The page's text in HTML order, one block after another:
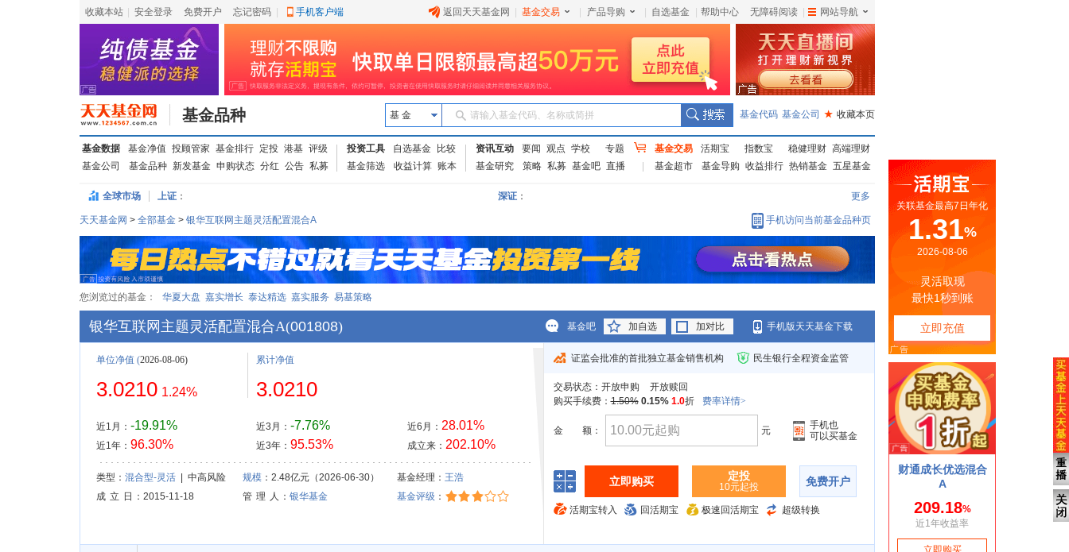
收藏本站 安全登录 免费开户 忘记密码 手机客户端 返回天天基金网 基金交易 产品导购 自选基金 帮助中心 无障碍阅读 网站导航
基金品种 基 金 请输入基金代码、名称或简拼 基金代码 基金公司 ★ 收藏本页
基金数据 基金净值 投顾管家 基金排行 定投 港基 评级
基金公司
基金品种 新发基金 申购状态 分红 公告 私募
投资工具 自选基金
比较
基金筛选
收益计算 账本
资讯互动 要闻 观点 学校
专题
基金研究
策略 私募 基金吧 直播
基金交易 活期宝 指数宝 稳健理财 高端理财
基金超市
基金导购 收益排行 热销基金 五星基金
全球市场 上证： 深证： 更多
天天基金网 > 全部基金 > 银华互联网主题灵活配置混合A 手机访问当前基金品种页
您浏览过的基金： 华夏大盘 嘉实增长 泰达精选 嘉实服务 易基策略
银华互联网主题灵活配置混合A(001808) 基金吧 加自选 加对比 手机版天天基金下载
单位净值 (2026-08-06)
3.0210 1.24%
近1月： -19.91%
近1年： 96.30%
累计净值
3.0210
近3月： -7.76%
近3年： 95.53%
近6月： 28.01%
成立来： 202.10%
类型： 混合型-灵活| 中高风险 规模：2.48亿元（2026-06-30） 基金经理： 王浩
成 立 日
：2015-11-18 管 理 人 ： 银华基金 基金评级 ：
证监会批准的首批独立基金销售机构 民生银行全程资金监管
交易状态： 开放申购
开放赎回
购买手续费：1.50% 0.15% 1.0折 费率详情>
金 额： 元
手机也
可以买基金
立即购买 定投
10元起投 免费开户
活期宝转入 回活期宝 极速回活期宝 超级转换